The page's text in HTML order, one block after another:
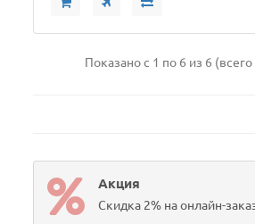
Показано с 1 по 6 из 6 (всего
Акция
Скидка 2% на онлайн-